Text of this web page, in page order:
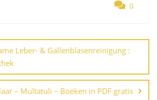
0
Leber- & Gallenblasenreinigung :
– Multatuli – Boeken in PDF gratis